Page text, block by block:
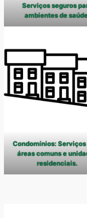
Serviços seguros
ambientes de
Condomínios: Serviços
áreas comuns e
residenciais.